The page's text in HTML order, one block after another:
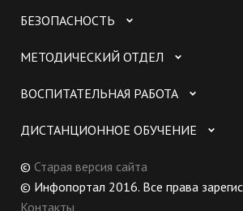
БЕЗОПАСНОСТЬ
МЕТОДИЧЕСКИЙ ОТДЕЛ
ВОСПИТАТЕЛЬНАЯ РАБОТА
ДИСТАНЦИОННОЕ ОБУЧЕНИЕ
© Старая версия сайта
© Инфопортал 2016. Все права
Контакты